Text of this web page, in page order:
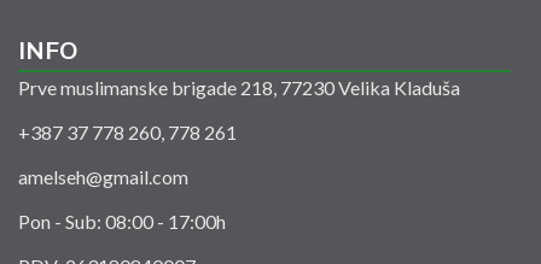
INFO
Prve muslimanske brigade 218, 77230 Velika Kladuša
+387 37 778 260, 778 261
amelseh@gmail.com
Pon - Sub: 08:00 - 17:00h